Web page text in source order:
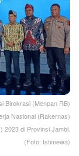
Birokrasi (Menpan RB)
Nasional (Rakernas)
2023 di Provinsi Jambi.
(Foto: Istimewa)